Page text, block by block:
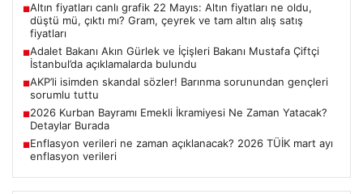
■Altın fiyatları canlı grafik 22 Mayıs: Altın fiyatları ne oldu,
düştü mü, çıktı mı? Gram, çeyrek ve tam altın alış satış
fiyatları
■Adalet Bakanı Akın Gürlek ve İçişleri Bakanı Mustafa Çiftçi
İstanbul’da açıklamalarda bulundu
■AKP’li isimden skandal sözler! Barınma sorunundan gençleri
sorumlu tuttu
■2026 Kurban Bayramı Emekli İkramiyesi Ne Zaman Yatacak?
Detaylar Burada
■Enflasyon verileri ne zaman açıklanacak? 2026 TÜİK mart ayı
enflasyon verileri